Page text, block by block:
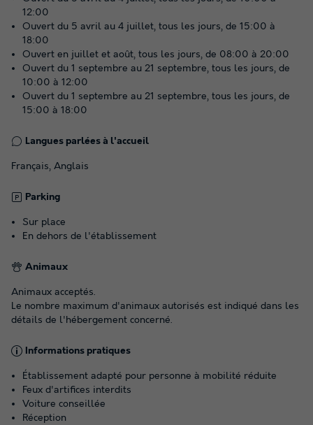
12:00
Ouvert du 5 avril au 4 juillet, tous les jours, de 15:00 à
18:00
Ouvert en juillet et août, tous les jours, de 08:00 à 20:00
Ouvert du 1 septembre au 21 septembre, tous les jours, de
10:00 à 12:00
Ouvert du 1 septembre au 21 septembre, tous les jours, de
15:00 à 18:00
Langues parlées à l'accueil
Français, Anglais
Parking
Sur place
En dehors de l'établissement
Animaux
Animaux acceptés.
Le nombre maximum d'animaux autorisés est indiqué dans les
détails de l'hébergement concerné.
Informations pratiques
Établissement adapté pour personne à mobilité réduite
Feux d'artifices interdits
Voiture conseillée
Réception